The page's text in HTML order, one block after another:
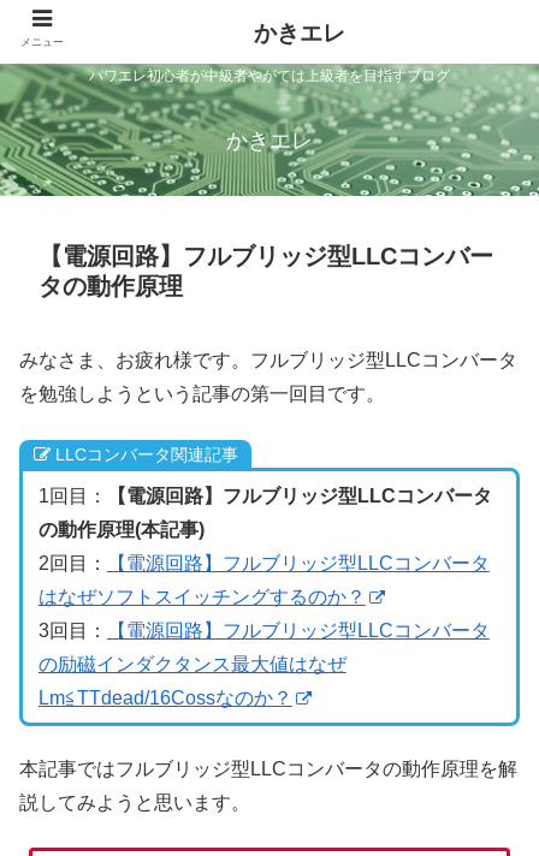
パワエレ初心者が中級者やがては上級者を目指すブログ
かきエレ
【電源回路】フルブリッジ型LLCコンバー
タの動作原理
みなさま、お疲れ様です。フルブリッジ型LLCコンバータ
を勉強しようという記事の第一回目です。
LLCコンバータ関連記事
1回目：
【電源回路】フルブリッジ型LLCコンバータ
の動作原理(本記事)
2回目：
【電源回路】フルブリッジ型LLCコンバータ
はなぜソフトスイッチングするのか？
3回目：
【電源回路】フルブリッジ型LLCコンバータ
の励磁インダクタンス最大値はなぜ
Lm≦TTdead/16Cossなのか？
本記事ではフルブリッジ型LLCコンバータの動作原理を解
説してみようと思います。
メニュー かきエレ